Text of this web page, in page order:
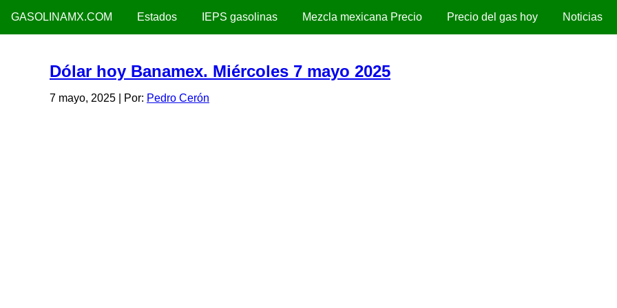
GASOLINAMX.COM Estados IEPS gasolinas Mezcla mexicana Precio Precio del gas hoy Noticias
Dólar hoy Banamex. Miércoles 7 mayo 2025
7 mayo, 2025 | Por: Pedro Cerón